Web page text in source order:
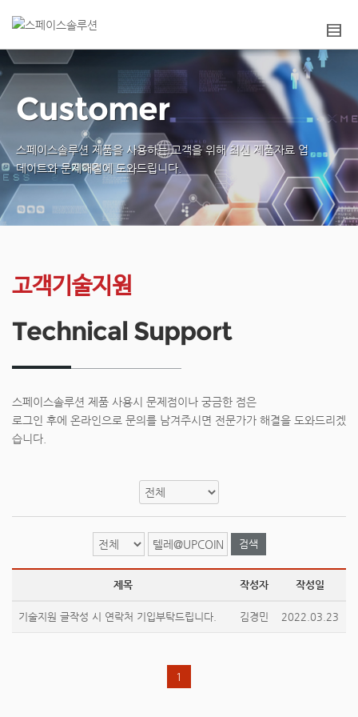
스페이스솔루션 제품을 사용하는 고객을 위해최신 제품자료 업
데이트와 문제해결에 도와드립니다.
Customer
고객기술지원
Technical Support
스페이스솔루션 제품 사용시 문제점이나 궁금한 점은
로그인 후에 온라인으로 문의를 남겨주시면 전문가가 해결을 도와드리겠
습니다.
검색
제목 작성자 작성일
기술지원 글작성 시 연락처 기입부탁드립니다. 김경민 2022.03.23
1